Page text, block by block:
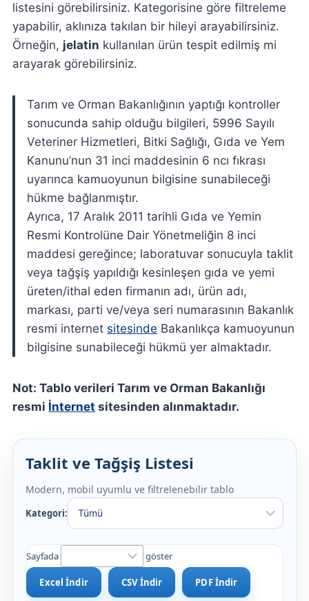
listesini görebilirsiniz. Kategorisine göre filtreleme
yapabilir, aklınıza takılan bir hileyi arayabilirsiniz.
Örneğin, jelatin kullanılan ürün tespit edilmiş mi
arayarak görebilirsiniz.
Tarım ve Orman Bakanlığının yaptığı kontroller
sonucunda sahip olduğu bilgileri, 5996 Sayılı
Veteriner Hizmetleri, Bitki Sağlığı, Gıda ve Yem
Kanunu’nun 31 inci maddesinin 6 ncı fıkrası
uyarınca kamuoyunun bilgisine sunabileceği
hükme bağlanmıştır.
Ayrıca, 17 Aralık 2011 tarihli Gıda ve Yemin
Resmi Kontrolüne Dair Yönetmeliğin 8 inci
maddesi gereğince; laboratuvar sonucuyla taklit
veya tağşiş yapıldığı kesinleşen gıda ve yemi
üreten/ithal eden firmanın adı, ürün adı,
markası, parti ve/veya seri numarasının Bakanlık
resmi internet sitesinde Bakanlıkça kamuoyunun
bilgisine sunabileceği hükmü yer almaktadır.
Not: Tablo verileri Tarım ve Orman Bakanlığı
resmi İnternet sitesinden alınmaktadır.
Taklit ve Tağşiş Listesi
Modern, mobil uyumlu ve filtrelenebilir tablo
Kategori:
Sayfada göster
Excel İndir CSV İndir PDF İndir